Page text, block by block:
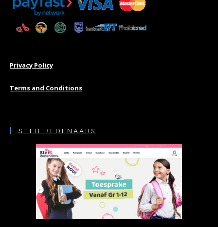
Privacy Policy
Terms and Conditions
STER REDENAARS